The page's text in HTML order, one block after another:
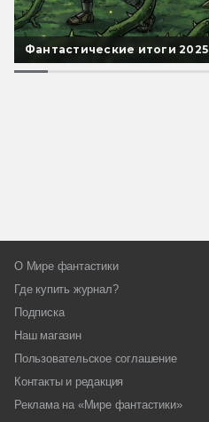
Фантастические итоги 2025
О Мире фантастики
Где купить журнал?
Подписка
Наш магазин
Пользовательское соглашение
Контакты и редакция
Реклама на «Мире фантастики»